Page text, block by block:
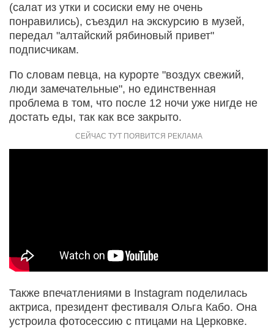
(салат из утки и сосиски ему не очень
понравились), съездил на экскурсию в музей,
передал "алтайский рябиновый привет"
подписчикам.
По словам певца, на курорте "воздух свежий,
люди замечательные", но единственная
проблема в том, что после 12 ночи уже нигде не
достать еды, так как все закрыто.
Также впечатлениями в Instagram поделилась
актриса, президент фестиваля Ольга Кабо. Она
устроила фотосессию с птицами на Церковке.